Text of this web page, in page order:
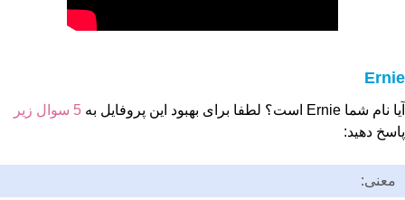
Ernie
آیا نام شما Ernie است؟ لطفا برای بهبود این پروفایل به
5 سوال زیر
پاسخ دهید:
معنی: